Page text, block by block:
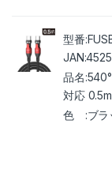
対応
ブラ